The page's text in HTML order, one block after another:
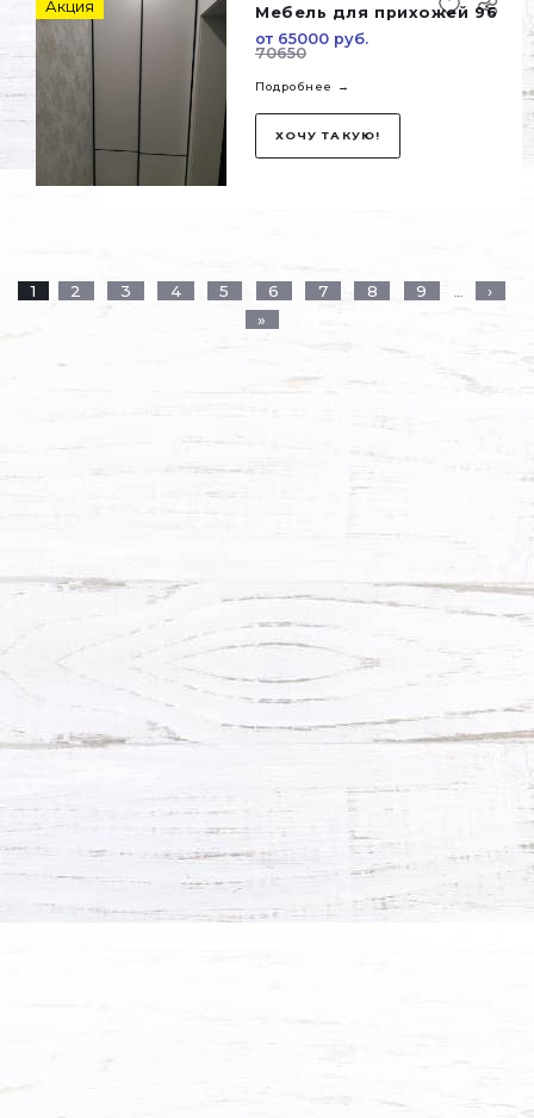
ХОЧУ ТАКУЮ!
от 104500 руб.
ХОЧУ ТАКУЮ!
Кухня 321
от 218300 руб.
Подробнее →
ХОЧУ ТАКУЮ!
ХОЧУ ТАКУЮ!
Страницы